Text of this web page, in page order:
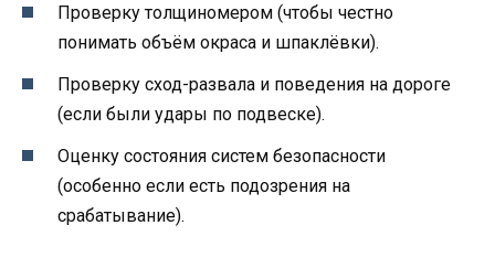
Проверку толщиномером (чтобы честно
понимать объём окраса и шпаклёвки).
Проверку сход-развала и поведения на дороге
(если были удары по подвеске).
Оценку состояния систем безопасности
(особенно если есть подозрения на
срабатывание).